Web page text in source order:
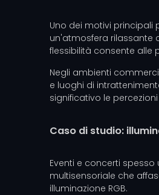
Uno dei motivi principali
un'atmosfera rilassante
flessibilità consente alle
Negli ambienti
e luoghi di
significativo le
Caso di studio:
Eventi e concerti
multisensoriale che
illuminazione RGB.